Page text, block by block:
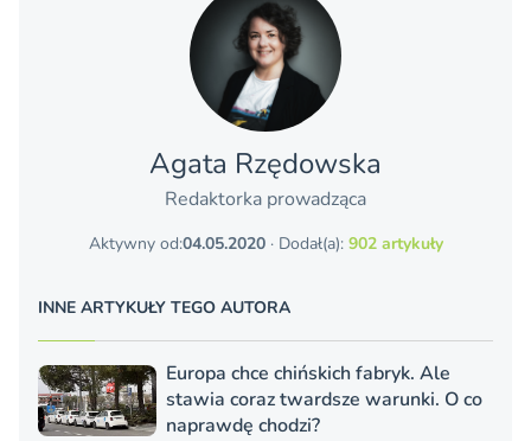
Agata Rzędowska
Redaktorka prowadząca
Aktywny od:04.05.2020· Dodał(a): 902 artykuły
INNE ARTYKUŁY TEGO AUTORA
Europa chce chińskich fabryk. Ale
stawia coraz twardsze warunki. O co
naprawdę chodzi?